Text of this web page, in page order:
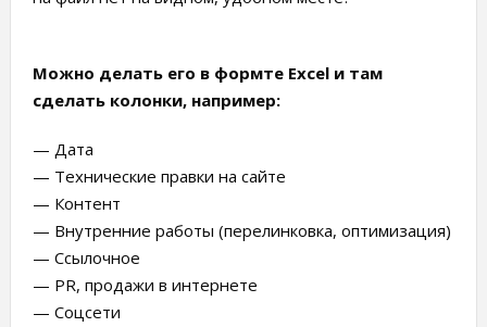
Можно делать его в формте Excel и там
сделать колонки, например:
— Дата
— Технические правки на сайте
— Контент
— Внутренние работы (перелинковка, оптимизация)
— Ссылочное
— PR, продажи в интернете
— Соцсети